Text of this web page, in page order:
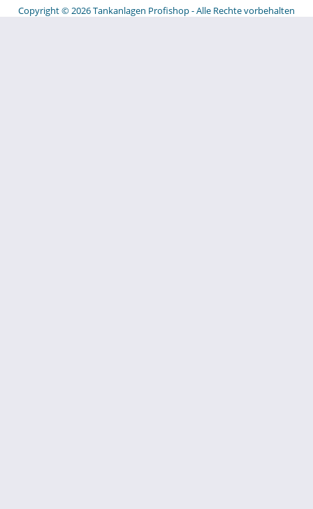
Copyright © 2026 Tankanlagen Profishop - Alle Rechte vorbehalten